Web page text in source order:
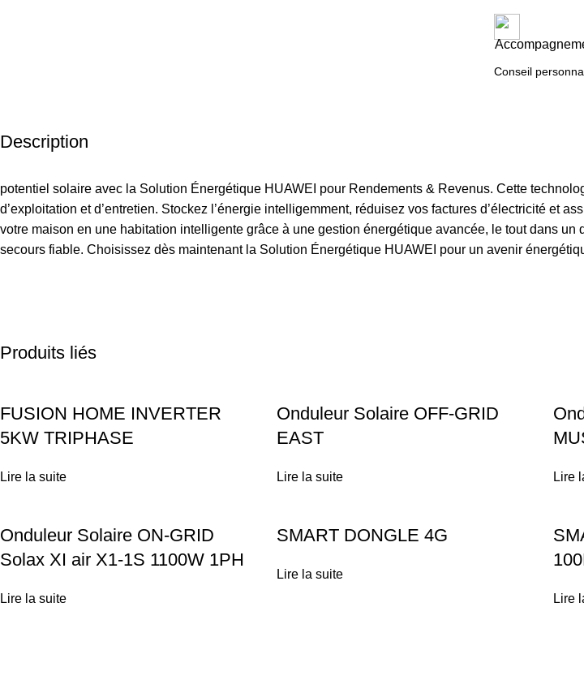
Conseil
Description
potentiel solaire avec la Solution Énergétique HUAWEI pour Rendements & Revenus. Cette
d’exploitation et d’entretien. Stockez l’énergie intelligemment, réduisez vos factures d’électricité et
votre maison en une habitation intelligente grâce à une gestion énergétique avancée, le tout dans
secours fiable. Choisissez dès maintenant la Solution Énergétique HUAWEI pour un avenir
Produits liés
FUSION HOME INVERTER
5KW TRIPHASE
Lire la suite
Onduleur Solaire OFF-GRID
EAST
Lire la suite Lire
Onduleur Solaire ON-GRID
Solax XI air X1-1S 1100W 1PH
Lire la suite
SMART DONGLE 4G
Lire la suite
Lire